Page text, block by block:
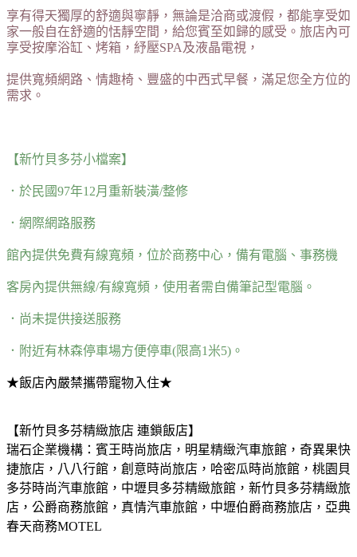
享有得天獨厚的舒適與寧靜，無論是洽商或渡假，都能享受如
家一般自在舒適的恬靜空間，給您賓至如歸的感受。旅店內可
享受按摩浴缸、烤箱，紓壓SPA及液晶電視，
提供寬頻網路、情趣椅、豐盛的中西式早餐，滿足您全方位的
需求。
【新竹貝多芬小檔案】
．於民國97年12月重新裝潢/整修
．網際網路服務
館內提供免費有線寬頻，位於商務中心，備有電腦、事務機
客房內提供無線/有線寬頻，使用者需自備筆記型電腦。
．尚未提供接送服務
．附近有林森停車場方便停車(限高1米5)。
★飯店內嚴禁攜帶寵物入住★
【新竹貝多芬精緻旅店 連鎖飯店】
瑞石企業機構：賓王時尚旅店，明星精緻汽車旅館，奇異果快
捷旅店，八八行館，創意時尚旅店，哈密瓜時尚旅館，桃園貝
多芬時尚汽車旅館，中壢貝多芬精緻旅館，新竹貝多芬精緻旅
店，公爵商務旅館，真情汽車旅館，中壢伯爵商務旅店，亞典
春天商務MOTEL